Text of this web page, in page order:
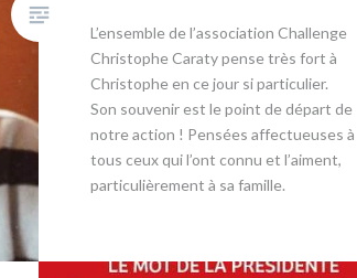
L’ensemble de l’association Challenge
Christophe Caraty pense très fort à
Christophe en ce jour si particulier.
Son souvenir est le point de départ de
notre action ! ​Pensées affectueuses à
tous ceux qui l’ont connu et l’aiment,
particulièrement à sa famille.